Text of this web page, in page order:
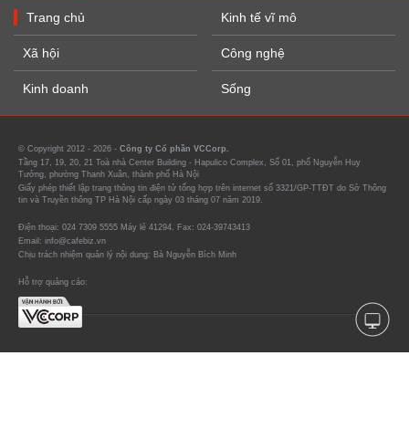
Trang chủ
Xã hội
Kinh doanh
Kinh tế vĩ mô
Công nghệ
Sống
© Copyright 2012 - 2026 - Công ty Cổ phần VCCorp.
Tầng 17, 19, 20, 21 Toà nhà Center Building - Hapulico Complex, Số 01, phố Nguyễn Huy
Tưởng, phường Thanh Xuân, thành phố Hà Nội
Giấy phép thiết lập trang thông tin điện tử tổng hợp trên internet số 3321/GP-TTĐT do Sở Thông
tin và Truyền thông TP Hà Nội cấp ngày 03 tháng 07 năm 2019.
Điện thoại: 024 7309 5555 Máy lẻ 41294. Fax: 024-39743413
Email: info@cafebiz.vn
Chịu trách nhiệm quản lý nội dung: Bà Nguyễn Bích Minh
Hỗ trợ quảng cáo: